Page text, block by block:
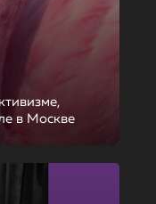
в Москве